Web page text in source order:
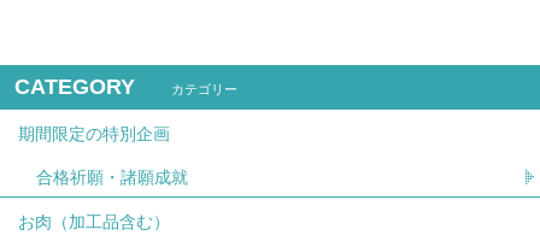
CATEGORY カテゴリー
期間限定の特別企画
合格祈願・諸願成就
お肉（加工品含む）